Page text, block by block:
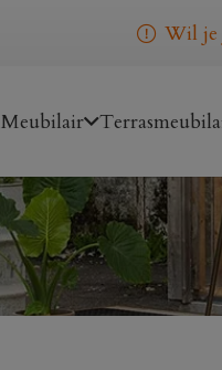
Wil je
Meubilair